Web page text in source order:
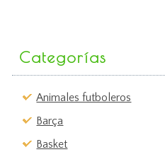
Categorías
Animales futboleros
Barça
Basket